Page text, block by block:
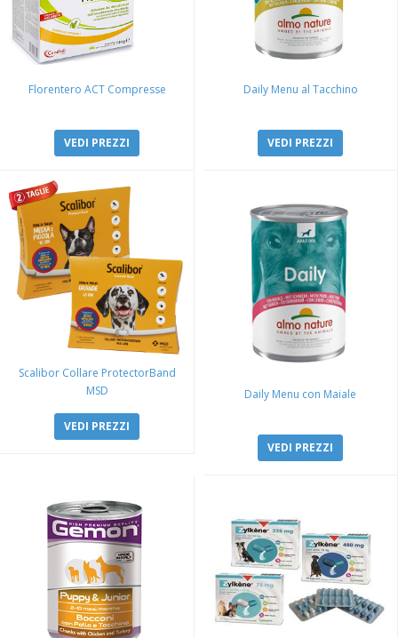
Florentero ACT Compresse
VEDI PREZZI
Daily Menu al Tacchino
VEDI PREZZI
Scalibor Collare ProtectorBand
MSD
VEDI PREZZI
Daily Menu con Maiale
VEDI PREZZI